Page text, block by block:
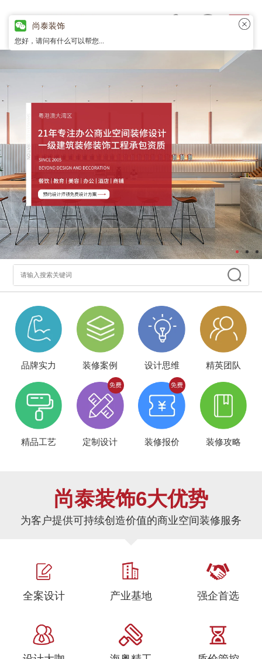
品牌实力 装修案例 设计思维 精英团队
精品工艺 定制设计 装修报价 装修攻略
尚泰装饰6大优势
为客户提供可持续创造价值的商业空间装修服务
全案设计 产业基地 强企首选
尚泰装饰
您好，请问有什么可以帮您...